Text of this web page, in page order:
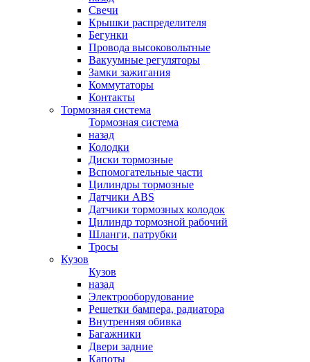
Свечи
Крышки распределителя
Бегунки
Провода высоковольтные
Вакуумные регуляторы
Замки зажигания
Коммутаторы
Контакты
Тормозная система
Тормозная система
назад
Колодки
Диски тормозные
Вспомогательные части
Цилиндры тормозные
Датчики ABS
Датчики тормозных колодок
Цилиндр тормозной рабочий
Шланги, патрубки
Тросы
Кузов
Кузов
назад
Электрооборудование
Решетки бампера, радиатора
Внутренняя обивка
Багажники
Двери задние
Капоты